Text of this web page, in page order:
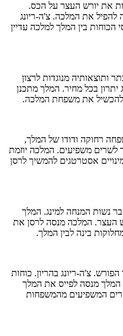
את יורש העצר על הכס.
להפיל את המלכה. צ'ה-ריונג
לאחר כ-5 שנים, יחסי הכוחות בין המלך למלכה עדיין
ותוצאותיה מנוגדות לרצון
יתרון בכל מחיר. המלך מתכנן
את משפחת המלכה.
רחוקה ודודו של המלך,
משפיעים. המלכה יוזמת
אסטרטגים להמשיך לרסן
נשות המנחה למינג. המלך
העצר. המלכה מנסה לרסן את
בינה לבין המלך.
צ'ה-ריונג בהריון. כוחות
המלך מנסה לפייס את המלך
המשפיעים מהמשפחות